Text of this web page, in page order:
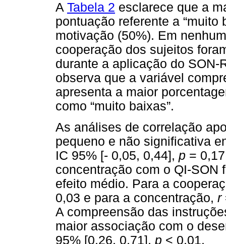
A Tabela 2 esclarece que a
pontuação referente a “muito
motivação (50%). Em
cooperação dos sujeitos
durante a aplicação do SON-
observa que a variável
apresenta a maior
como “muito baixas”.
As análises de correlação
pequeno e não significativa
IC 95% [- 0,05, 0,44], p =
concentração com o QI-SON
efeito médio. Para a
0,03 e para a concentração, r
A compreensão das
maior associação com o
95% [0,26, 0,71], p < 0,01.